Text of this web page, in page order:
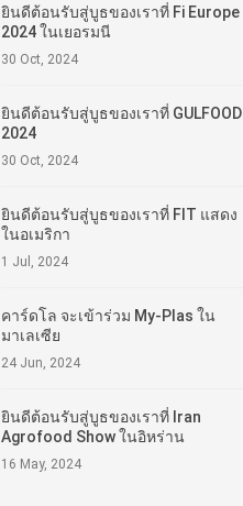
ยินดีต้อนรับสู่บูธของเราที่ Fi Europe
2024 ในเยอรมนี
30 Oct, 2024
ยินดีต้อนรับสู่บูธของเราที่ GULFOOD
2024
30 Oct, 2024
ยินดีต้อนรับสู่บูธของเราที่ FIT แสดง
ในอเมริกา
1 Jul, 2024
คาร์ดโล จะเข้าร่วม My-Plas ใน
มาเลเซีย
24 Jun, 2024
ยินดีต้อนรับสู่บูธของเราที่ Iran
Agrofood Show ในอิหร่าน
16 May, 2024